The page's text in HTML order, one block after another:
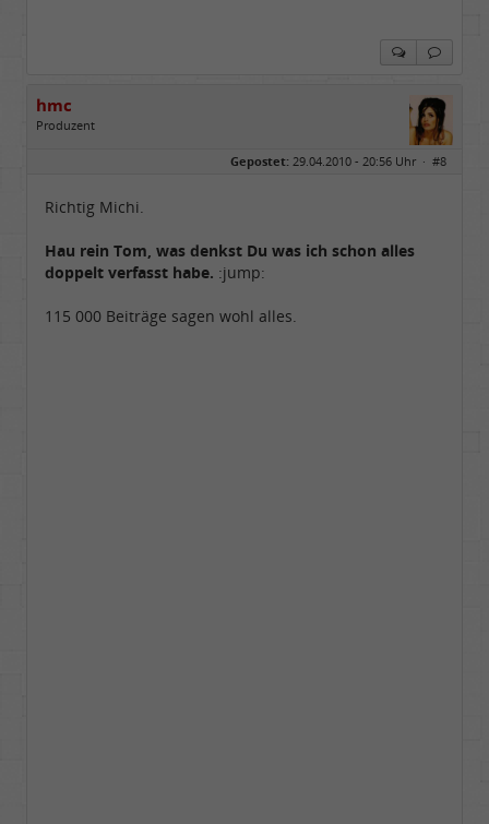
hmc
Produzent
Beiträge:
17570
Gepostet: 29.04.2010 - 20:56 Uhr · #8
Richtig Michi.
Hau rein Tom, was denkst Du was ich schon alles
doppelt verfasst habe. :jump:
115 000 Beiträge sagen wohl alles.